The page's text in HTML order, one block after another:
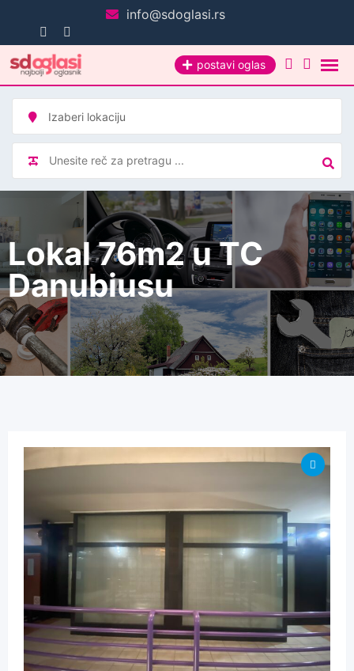
sadržaj
info@sdoglasi.rs
postavi oglas
Lokal 76m2 u TC
Danubiusu